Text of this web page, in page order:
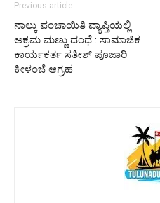
Previous article
ನಾಲ್ಕು ಪಂಚಾಯಿತಿ ವ್ಯಾಪ್ತಿಯಲ್ಲಿ
ಅಕ್ರಮ ಮಣ್ಣು ದಂಧೆ : ಸಾಮಾಜಿಕ
ಕಾರ್ಯಕರ್ತ ಸತೀಶ್‌ ಪೂಜಾರಿ
ಕೀಳಂಜೆ ಆಗ್ರಹ